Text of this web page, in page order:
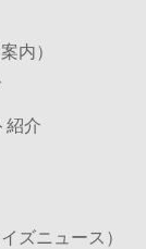
内）
紹介
ズニュース）